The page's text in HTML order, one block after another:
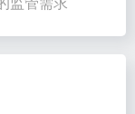
监管需求